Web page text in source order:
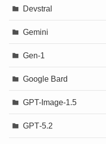
Devstral
Gemini
Gen-1
Google Bard
GPT-Image-1.5
GPT‐5.2